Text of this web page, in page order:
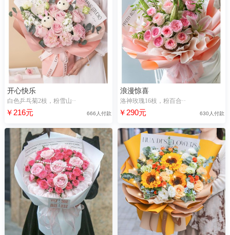
开心快乐
白色乒乓菊2枝，粉雪山··
￥216元 666人付款
浪漫惊喜
洛神玫瑰16枝，粉百合··
￥290元 630人付款